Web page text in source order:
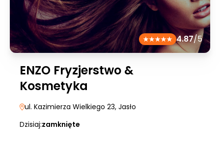
4.87/5
ENZO Fryzjerstwo &
Kosmetyka
ul. Kazimierza Wielkiego 23, Jasło
Dzisiaj:zamknięte